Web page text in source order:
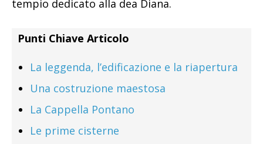
tempio dedicato alla dea Diana.
Punti Chiave Articolo
La leggenda, l’edificazione e la riapertura
Una costruzione maestosa
La Cappella Pontano
Le prime cisterne